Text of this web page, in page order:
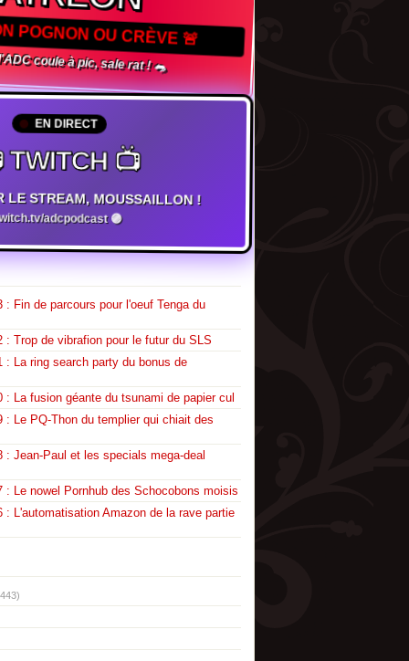
POGNON OU CRÈVE 🚨
coule à pic, sale rat ! 🐀
EN DIRECT
TWITCH 📺
LE STREAM, MOUSSAILLON !
adcpodcast 🟣
: Fin de parcours pour l'oeuf Tenga du
: Trop de vibrafion pour le futur du SLS
: La ring search party du bonus de
: La fusion géante du tsunami de papier cul
: Le PQ-Thon du templier qui chiait des
: Jean-Paul et les specials mega-deal
: Le nowel Pornhub des Schocobons moisis
: L'automatisation Amazon de la rave partie